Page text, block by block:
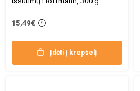
15,49€
Įdėti į krepšelį